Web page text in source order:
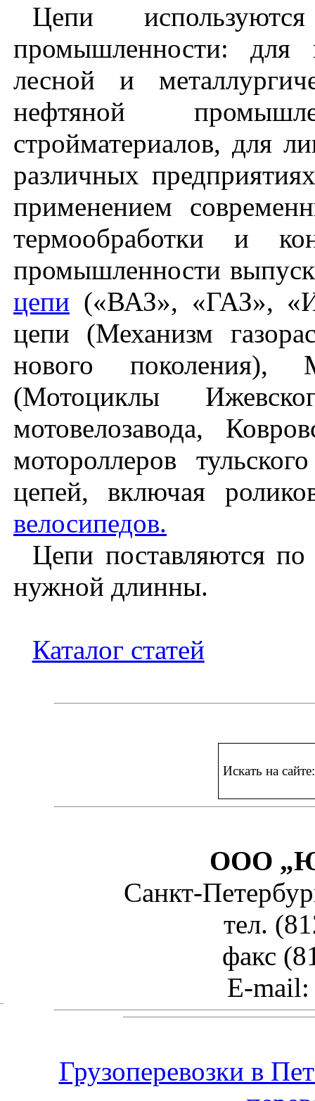
Цепи
промышленности: для
лесной и
нефтяной
стройматериалов, для
различных
применением
термообработки и
промышленности
цепи («ВАЗ», «ГАЗ»,
цепи (Механизм
нового поколения),
(Мотоциклы
мотовелозавода,
мотороллеров
цепей, включая
велосипедов.
Цепи поставляются по
нужной длинны.
Каталог статей
Искать на сайте:
ООО
Санкт-
тел.
факс
E-
Грузоперевозки в